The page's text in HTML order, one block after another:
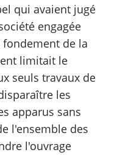
qui avaient jugé
engagée
de la
limitait le
seuls travaux de
les
apparus sans
l'ensemble des
l'ouvrage